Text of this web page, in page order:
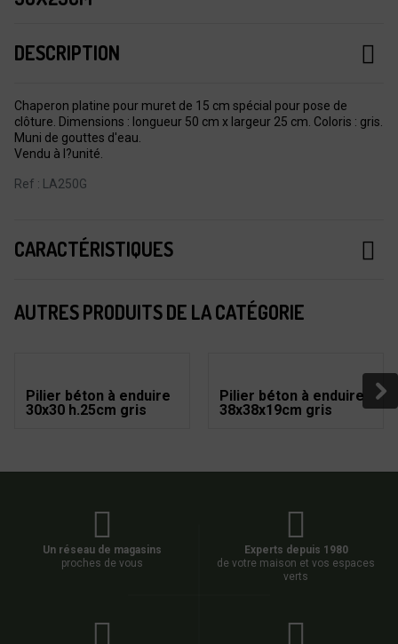
DESCRIPTION
Chaperon platine pour muret de 15 cm spécial pour pose de
clôture. Dimensions : longueur 50 cm x largeur 25 cm. Coloris : gris.
Muni de gouttes d'eau.
Vendu à l?unité.
Ref : LA250G
CARACTÉRISTIQUES
AUTRES PRODUITS DE LA CATÉGORIE
Pilier béton à enduire
30x30 h.25cm gris
Pilier béton à enduire
38x38x19cm gris
Un réseau de magasins
proches de vous
Experts depuis 1980
de votre maison et vos espaces
verts